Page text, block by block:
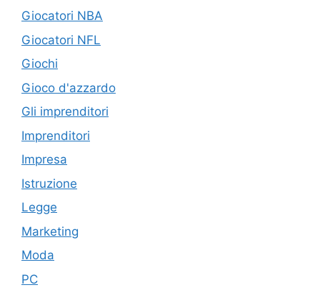
Giocatori NBA
Giocatori NFL
Giochi
Gioco d'azzardo
Gli imprenditori
Imprenditori
Impresa
Istruzione
Legge
Marketing
Moda
PC